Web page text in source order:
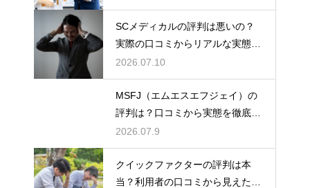
SCメディカルの評判は悪いの？
実際の口コミからリアルな実態を
検証
2026.07.10
MSFJ（エムエスエフジェイ）の
評判は？口コミから実態を徹底検
証
2026.07.9
クイックファクターの評判は本
当？利用者の口コミから見えた実